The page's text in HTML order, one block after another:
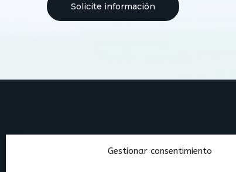
Gestionar consentimiento
Solicite información